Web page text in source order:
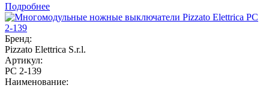
Подробнее
Бренд:
Pizzato Elettrica S.r.l.
Артикул:
PC 2-139
Наименование: